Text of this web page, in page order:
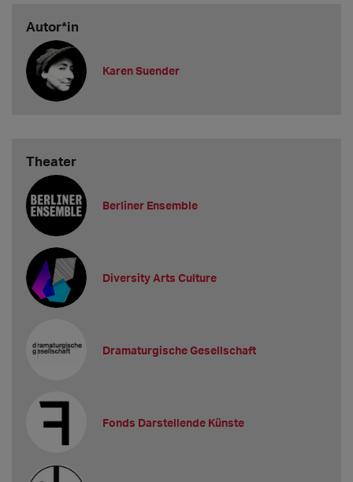
Autor*in
Karen Suender
Theater
Berliner Ensemble
Diversity Arts Culture
Dramaturgische Gesellschaft
Fonds Darstellende Künste